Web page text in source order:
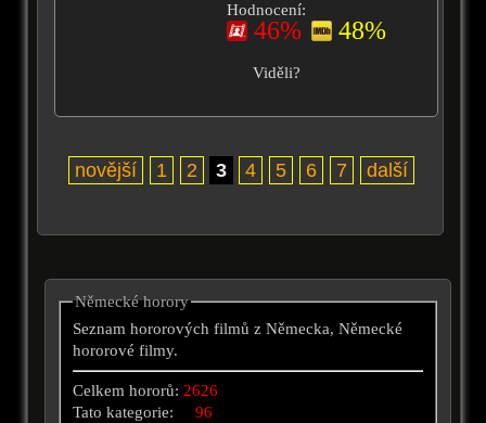
Hodnocení:
46% 48%
Viděli?
novější 1 2 3 4 5 6 7 další
Německé horory
Seznam hororových filmů z Německa, Německé
hororové filmy.
Celkem hororů:2626
Tato kategorie:96